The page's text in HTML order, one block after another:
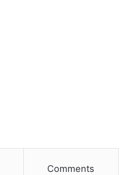
Comments